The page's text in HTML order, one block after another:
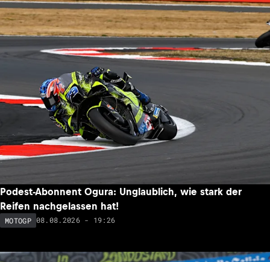
Podest-Abonnent Ogura: Unglaublich, wie stark der
Reifen nachgelassen hat!
MOTOGP 08.08.2026 - 19:26